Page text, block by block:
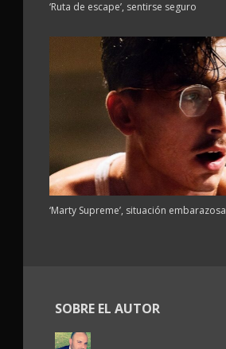
‘Ruta de escape’, sentirse seguro
‘Marty Supreme’, situación embarazosa
SOBRE EL AUTOR